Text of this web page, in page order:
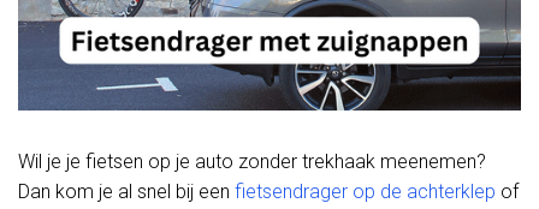
Wil je je fietsen op je auto zonder trekhaak meenemen?
Dan kom je al snel bij een fietsendrager op de achterklep of